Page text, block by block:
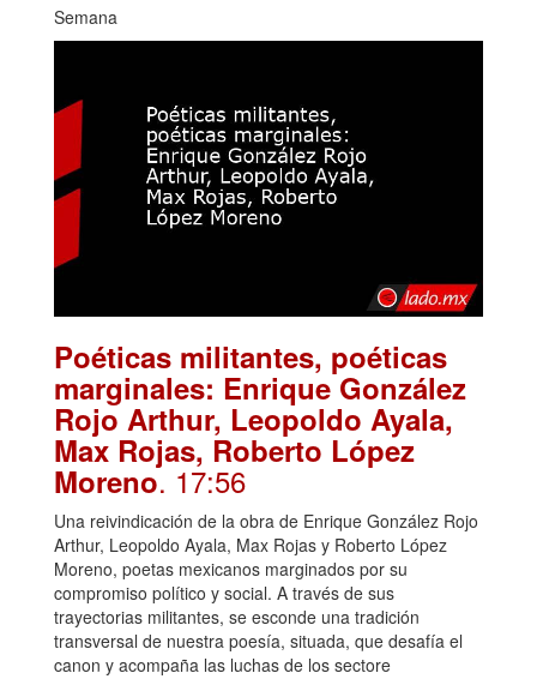
Semana
Poéticas militantes, poéticas
marginales: Enrique González
Rojo Arthur, Leopoldo Ayala,
Max Rojas, Roberto López
Moreno. 17:56
Una reivindicación de la obra de Enrique González Rojo
Arthur, Leopoldo Ayala, Max Rojas y Roberto López
Moreno, poetas mexicanos marginados por su
compromiso político y social. A través de sus
trayectorias militantes, se esconde una tradición
transversal de nuestra poesía, situada, que desafía el
canon y acompaña las luchas de los sectore